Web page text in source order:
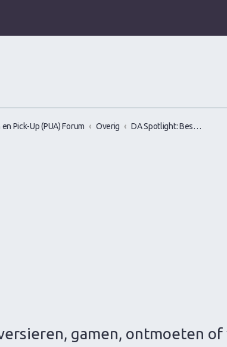
Pick-Up (PUA) Forum Overig DA Spotlight: Best of the forum over vrouwen versieren, gamen, ontmoeten of verleiden
gamen, ontmoeten